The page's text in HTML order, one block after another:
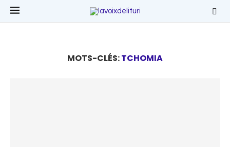
MOTS-CLÉS:TCHOMIA